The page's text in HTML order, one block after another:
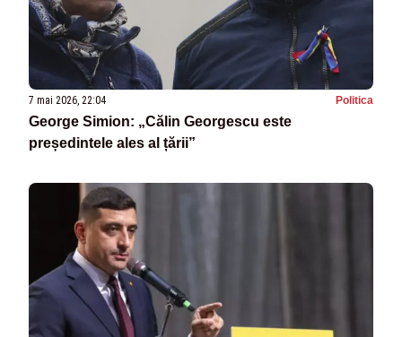
7 mai 2026, 22:04 Politica
George Simion: „Călin Georgescu este
președintele ales al țării”